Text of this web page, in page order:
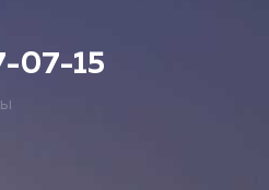
07-15